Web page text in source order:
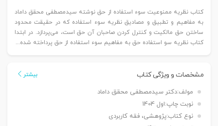
حق
|
محقق
کتاب نظریه ممنوعیت سوء استفاده از حق نوشته سیدمصطفی محقق داماد
به مفاهیم و تطبیق و مصادیق نظریه سوء استفاده که در حقیقت محدود
ساختن حق مالکیت و کنترل کردن صاحبان آن حق است، می‌پردازد. در ابتدا
کتاب نظریه سو استفاده حق به مفاهیم سوء استفاده از حق پرداخته شده...
مشخصات و ویژگی کتاب بیشتر
مولف:دکتر سیدمصطفی محقق داماد
نوبت چاپ:اول 1404
نوع کتاب:پژوهشی، فقه کاربردی